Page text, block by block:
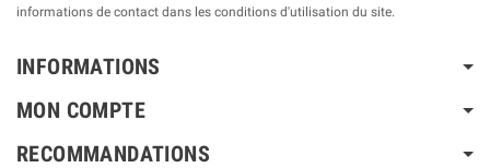
informations de contact dans les conditions d'utilisation du site.
INFORMATIONS
MON COMPTE
RECOMMANDATIONS